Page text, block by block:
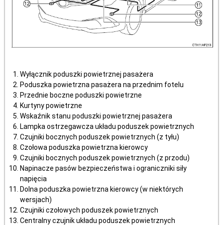
Wyłącznik poduszki powietrznej pasażera
Poduszka powietrzna pasażera na przednim fotelu
Przednie boczne poduszki powietrzne
Kurtyny powietrzne
Wskaźnik stanu poduszki powietrznej pasażera
Lampka ostrzegawcza układu poduszek powietrznych
Czujniki bocznych poduszek powietrznych (z tyłu)
Czołowa poduszka powietrzna kierowcy
Czujniki bocznych poduszek powietrznych (z przodu)
Napinacze pasów bezpieczeństwa i ograniczniki siły
napięcia
Dolna poduszka powietrzna kierowcy (w niektórych
wersjach)
Czujniki czołowych poduszek powietrznych
Centralny czujnik układu poduszek powietrznych